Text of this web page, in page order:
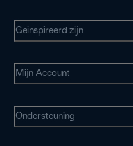
Geinspireerd zijn
Mijn Account
Ondersteuning